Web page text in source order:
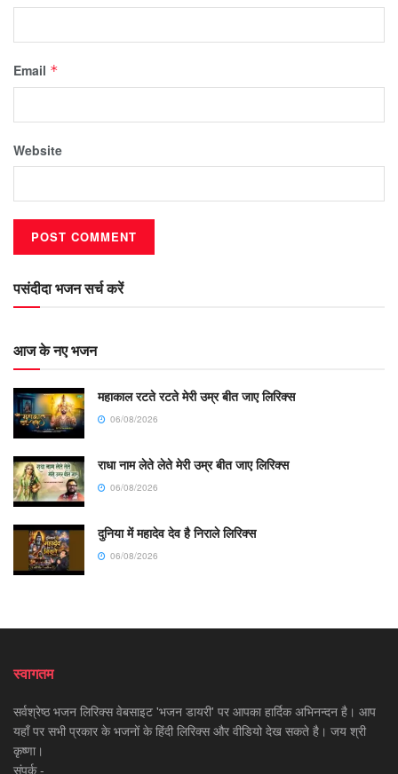
Email *
Website
पसंदीदा भजन सर्च करें
आज के नए भजन
महाकाल रटते रटते मेरी उम्र बीत जाए लिरिक्स
06/08/2026
राधा नाम लेते लेते मेरी उम्र बीत जाए लिरिक्स
06/08/2026
दुनिया में महादेव देव है निराले लिरिक्स
06/08/2026
स्वागतम
सर्वश्रेष्ठ भजन लिरिक्स वेबसाइट 'भजन डायरी' पर आपका हार्दिक अभिनन्दन है। आप
यहाँ पर सभी प्रकार के भजनों के हिंदी लिरिक्स और वीडियो देख सकते है। जय श्री
कृष्णा।
संपर्क -